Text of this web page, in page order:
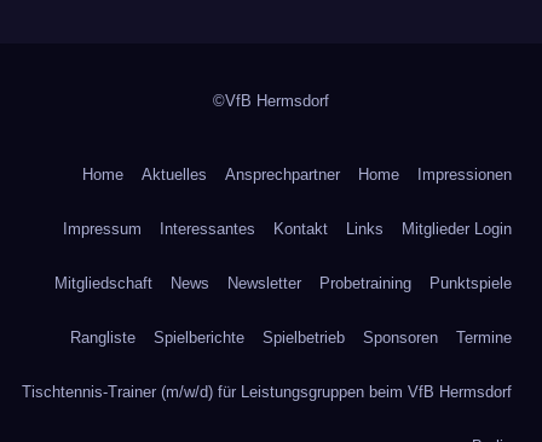
©VfB Hermsdorf
Home Aktuelles Ansprechpartner Home Impressionen
Impressum Interessantes Kontakt Links Mitglieder Login
Mitgliedschaft News Newsletter Probetraining Punktspiele
Rangliste Spielberichte Spielbetrieb Sponsoren Termine
Tischtennis-Trainer (m/w/d) für Leistungsgruppen beim VfB Hermsdorf